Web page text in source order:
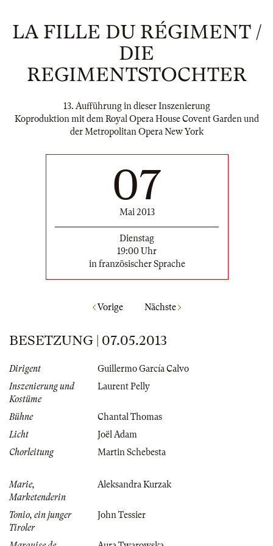
LA FILLE DU RÉGIMENT /
DIE
REGIMENTSTOCHTER
13. Aufführung in dieser Inszenierung
Koproduktion mit dem Royal Opera House Covent Garden und
der Metropolitan Opera New York
07
Mai 2013
Dienstag
19:00 Uhr
in französischer Sprache
Vorige Nächste
BESETZUNG | 07.05.2013
Dirigent
Guillermo García Calvo
Inszenierung und
Kostüme
Laurent Pelly
Bühne
Chantal Thomas
Licht
Joël Adam
Chorleitung
Martin Schebesta
Marie,
Marketenderin
Aleksandra Kurzak
Tonio, ein junger
Tiroler
John Tessier